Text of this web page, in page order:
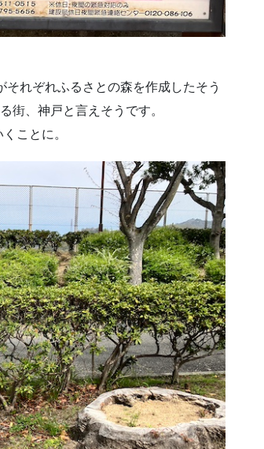
れぞれふるさとの森を作成したそう
街、神戸と言えそうです。
ことに。